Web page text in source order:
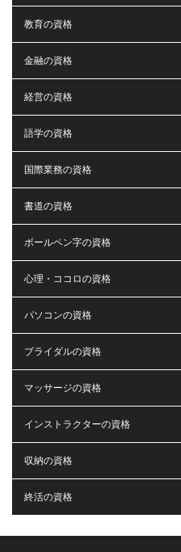
教育の資格
金融の資格
経営の資格
語学の資格
国際業務の資格
書道の資格
ボールペン字の資格
心理・ココロの資格
パソコンの資格
ブライダルの資格
マッサージの資格
インストラクターの資格
収納の資格
終活の資格